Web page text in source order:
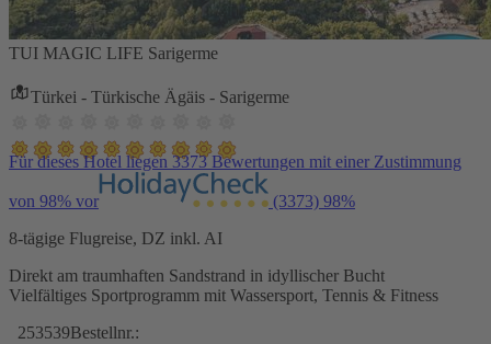
TUI MAGIC LIFE Sarigerme
Türkei - Türkische Ägäis - Sarigerme
Für dieses Hotel liegen 3373 Bewertungen mit einer Zustimmung
von 98% vor (3373) 98%
8-tägige Flugreise, DZ inkl. AI
Direkt am traumhaften Sandstrand in idyllischer Bucht
Vielfältiges Sportprogramm mit Wassersport, Tennis & Fitness
253539Bestellnr.: